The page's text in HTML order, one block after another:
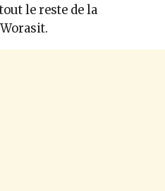
le reste de la